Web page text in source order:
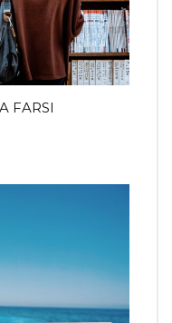
FARSI